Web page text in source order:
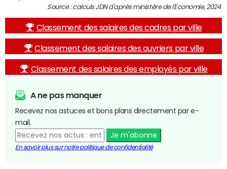
Source : calculs JDN d'après ministère de l'Economie, 2024
Classement des salaires des cadres par ville
Classement des salaires des ouvriers par ville
Classement des salaires des employés par ville
A ne pas manquer
Recevez nos astuces et bons plans directement par e-
mail.
Je m'abonne
En savoir plus sur notre politique de confidentialité